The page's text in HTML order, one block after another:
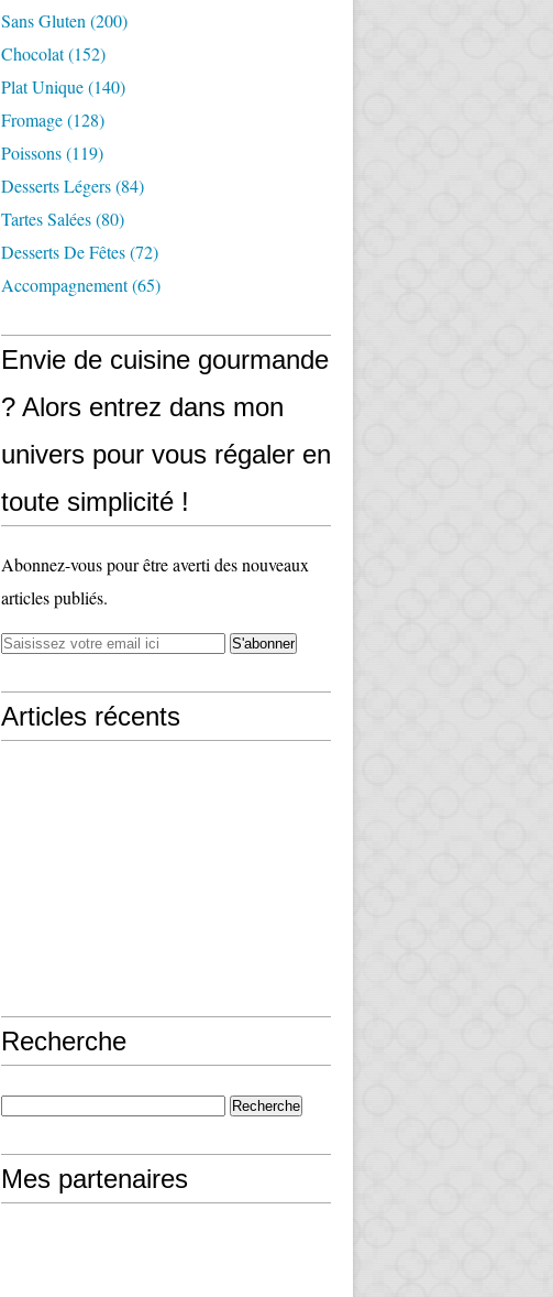
Sans Gluten (200)
Chocolat(152)
Plat Unique(140)
Fromage(128)
Poissons(119)
Desserts Légers(84)
Tartes Salées(80)
Desserts De Fêtes(72)
Accompagnement(65)
Envie de cuisine gourmande
? Alors entrez dans mon
univers pour vous régaler en
toute simplicité !
Abonnez-vous pour être averti des nouveaux
articles publiés.
Articles récents
Recherche
Mes partenaires